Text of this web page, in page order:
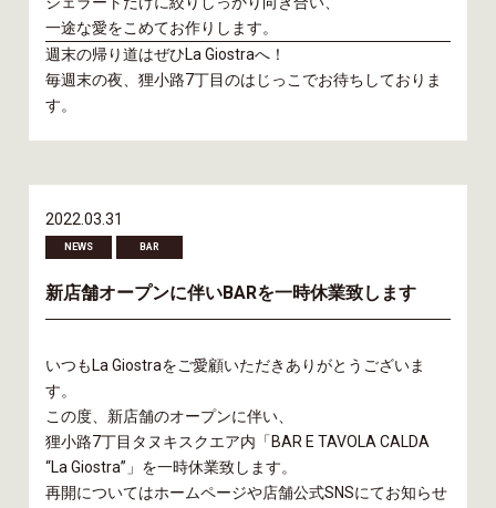
一途な愛をこめてお作りします。
週末の帰り道はぜひLa Giostraへ！
毎週末の夜、狸小路7丁目のはじっこでお待ちしておりま
す。
2022.03.31
NEWS BAR
新店舗オープンに伴いBARを一時休業致します
いつもLa Giostraをご愛顧いただきありがとうございま
す。
この度、新店舗のオープンに伴い、
狸小路7丁目タヌキスクエア内「BAR E TAVOLA CALDA
“La Giostra”」を一時休業致します。
再開についてはホームページや店舗公式SNSにてお知らせ